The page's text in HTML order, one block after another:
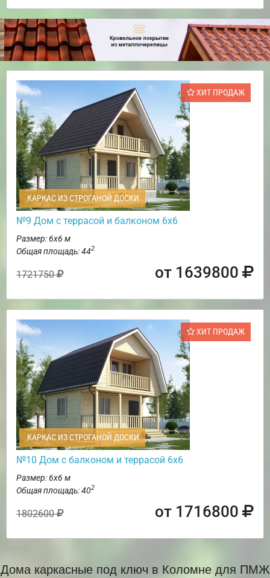
ХИТ ПРОДАЖ
КАРКАС ИЗ СТРОГАНОЙ ДОСКИ
№9 Дом с террасой и балконом 6х6
Размер: 6х6 м
Общая площадь: 442
1721750 от 1639800
ХИТ ПРОДАЖ
КАРКАС ИЗ СТРОГАНОЙ ДОСКИ
№10 Дом с балконом и террасой 6х6
Размер: 6х6 м
Общая площадь: 402
1802600 от 1716800
Дома каркасные под ключ в Коломне для ПМЖ